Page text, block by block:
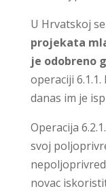
U Hrvatskoj
projekata
je odobreno
operaciji
danas im je
Operacija
svoj
novac